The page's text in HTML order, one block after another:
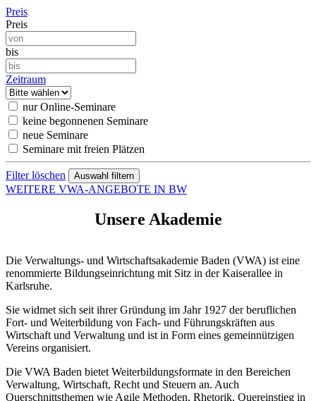
Preis
Preis
bis
Zeitraum
nur Online-Seminare
keine begonnenen Seminare
neue Seminare
Seminare mit freien Plätzen
Filter löschen
WEITERE VWA-ANGEBOTE IN BW
Unsere Akademie
Die Verwaltungs- und Wirtschaftsakademie Baden (VWA) ist eine
renommierte Bildungseinrichtung mit Sitz in der Kaiserallee in
Karlsruhe.
Sie widmet sich seit ihrer Gründung im Jahr 1927 der beruflichen
Fort- und Weiterbildung von Fach- und Führungskräften aus
Wirtschaft und Verwaltung und ist in Form eines gemeinnützigen
Vereins organisiert.
Die VWA Baden bietet Weiterbildungsformate in den Bereichen
Verwaltung, Wirtschaft, Recht und Steuern an. Auch
Querschnittsthemen wie Agile Methoden, Rhetorik, Quereinstieg in